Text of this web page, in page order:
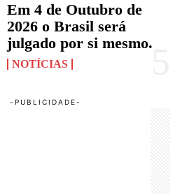
Em 4 de Outubro de
2026 o Brasil será
julgado por si mesmo.
NOTÍCIAS